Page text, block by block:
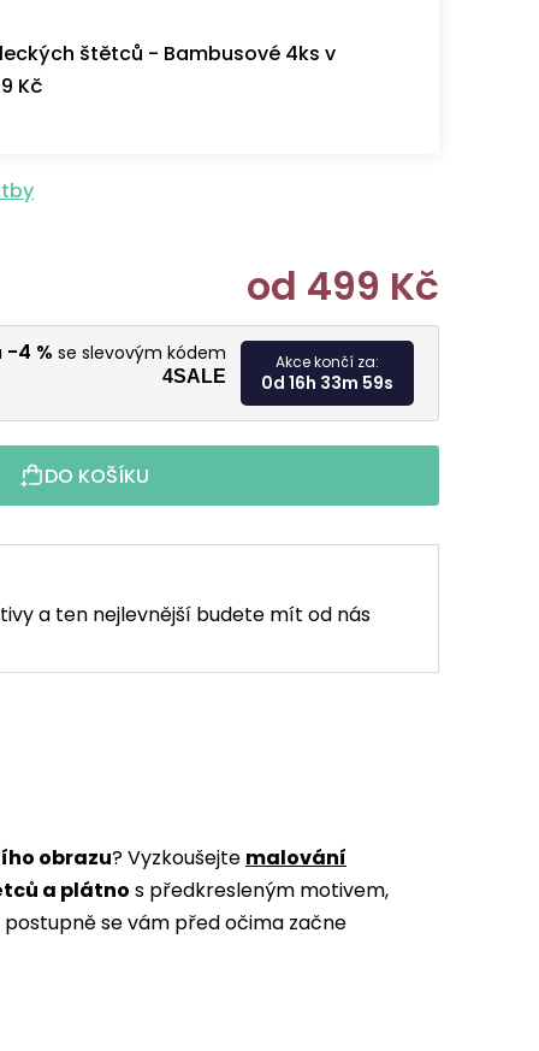
štětců - Bambusové 4ks v
Kč
od 499 Kč
Měrná
-4 % se slevovým kódem
4SALE
Akce končí za:
0d 16h 33m 58s
DO KOŠÍKU
a ten nejlevnější budete mít od nás
obrazu? Vyzkoušejte malování
a plátno s předkresleným motivem,
se vám před očima začne